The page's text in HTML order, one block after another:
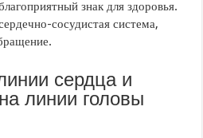
знак для здоровья.
сосудистая система,
сердца и
линии головы